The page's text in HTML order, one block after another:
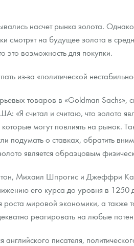
насчет рынка золота.
смотрят на будущее золота в
это возможность для покупки.
из-за «политической
товаров в «Goldman Sachs»,
«Я считал и считаю, что золото
могут повлиять на рынок.
подумать о ставках, обратить
является образцовым
Михаил Шпрогис и Джеффри
его курса до уровня в 1250
мировой экономики, а также
реагировать на любые
писателя,